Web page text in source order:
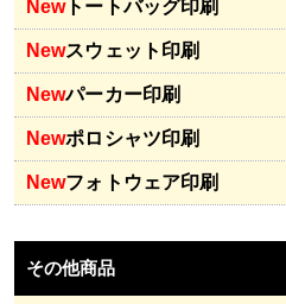
Newトートバッグ印刷
Newスウェット印刷
Newパーカー印刷
Newポロシャツ印刷
Newフォトウェア印刷
その他商品